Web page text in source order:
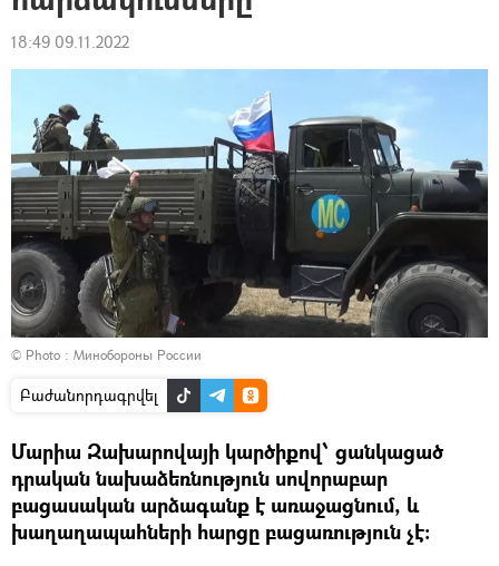
18:49 09.11.2022
© Photo : Минобороны России
Բաժանորդագրվել
Մարիա Զախարովայի կարծիքով՝ ցանկացած
դրական նախաձեռնություն սովորաբար
բացասական արձագանք է առաջացնում, և
խաղաղապահների հարցը բացառություն չէ։